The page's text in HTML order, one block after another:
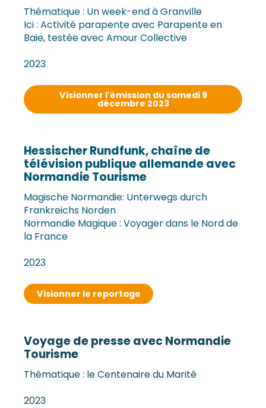
Thématique : Un week-end à Granville
Ici : Activité parapente avec Parapente en
Baie, testée avec Amour Collective
2023
Visionner l'émission du samedi 9
décembre 2023
Hessischer Rundfunk, chaîne de
télévision publique allemande avec
Normandie Tourisme
Magische Normandie: Unterwegs durch
Frankreichs Norden
Normandie Magique : Voyager dans le Nord de
la France
2023
Visionner le reportage
Voyage de presse avec Normandie
Tourisme
Thématique : le Centenaire du Marité
2023